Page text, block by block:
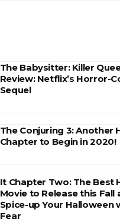
The Babysitter: Killer
Review: Netflix’s Horror-
Sequel
The Conjuring 3: Another
Chapter to Begin in 2020!
It Chapter Two: The Best
Movie to Release this Fall
Spice-up Your Halloween
Fear